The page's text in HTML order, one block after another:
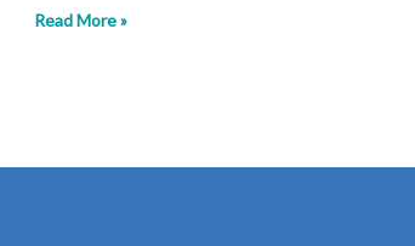
Read More »